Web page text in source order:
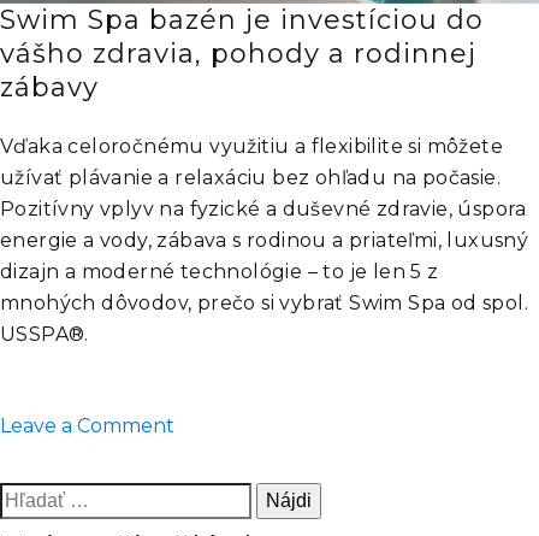
Swim Spa bazén je investíciou do
vášho zdravia, pohody a rodinnej
zábavy
Vďaka celoročnému využitiu a flexibilite si môžete
užívať plávanie a relaxáciu bez ohľadu na počasie.
Pozitívny vplyv na fyzické a duševné zdravie, úspora
energie a vody, zábava s rodinou a priateľmi, luxusný
dizajn a moderné technológie – to je len 5 z
mnohých dôvodov, prečo si vybrať Swim Spa od spol.
USSPA®.
Leave a Comment
si
vybrať
Hľadať: